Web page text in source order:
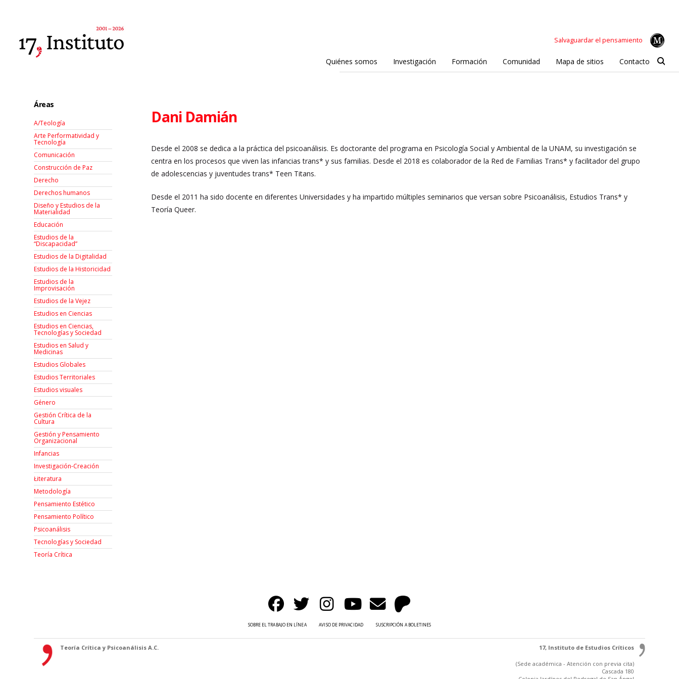
Salvaguardar el pensamiento
Quiénes somos Investigación Formación Comunidad Mapa de sitios Contacto
Dani Damián
Desde el 2008 se dedica a la práctica del psicoanálisis. Es doctorante del programa en Psicología Social y Ambiental de la UNAM, su investigación se
centra en los procesos que viven las infancias trans* y sus familias. Desde el 2018 es colaborador de la Red de Familias Trans* y facilitador del grupo
de adolescencias y juventudes trans* Teen Titans.
Desde el 2011 ha sido docente en diferentes Universidades y ha impartido múltiples seminarios que versan sobre Psicoanálisis, Estudios Trans* y
Teoría Queer.
Áreas
A/Teología
Arte Performatividad y
Tecnología
Comunicación
Construcción de Paz
Derecho
Derechos humanos
Diseño y Estudios de la
Materialidad
Educación
Estudios de la
“Discapacidad”
Estudios de la Digitalidad
Estudios de la Historicidad
Estudios de la
Improvisación
Estudios de la Vejez
Estudios en Ciencias
Estudios en Ciencias,
Tecnologías y Sociedad
Estudios en Salud y
Medicinas
Estudios Globales
Estudios Territoriales
Estudios visuales
Género
Gestión Crítica de la
Cultura
Gestión y Pensamiento
Organizacional
Infancias
Investigación-Creación
Łiteratura
Metodología
Pensamiento Estético
Pensamiento Político
Psicoanálisis
Tecnologías y Sociedad
Teoría Crítica
SOBRE EL TRABAJO EN LÍNEA AVISO DE PRIVACIDAD SUSCRIPCIÓN A BOLETINES
Teoría Crítica y Psicoanálisis A.C. 17, Instituto de Estudios Críticos
(Sede académica - Atención con previa cita)
Cascada 180